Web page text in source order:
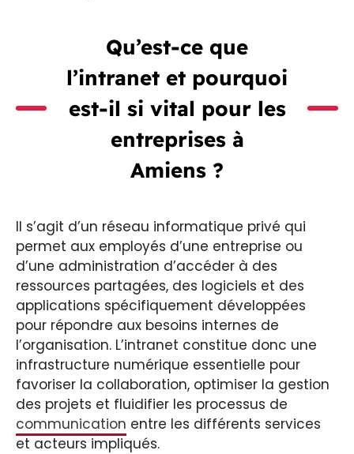
Qu’est-ce que
l’intranet et pourquoi
est-il si vital pour les
entreprises à
Amiens ?
Il s’agit d’un réseau informatique privé qui
permet aux employés d’une entreprise ou
d’une administration d’accéder à des
ressources partagées, des logiciels et des
applications spécifiquement développées
pour répondre aux besoins internes de
l’organisation. L’intranet constitue donc une
infrastructure numérique essentielle pour
favoriser la collaboration, optimiser la gestion
des projets et fluidifier les processus de
communication entre les différents services
et acteurs impliqués.